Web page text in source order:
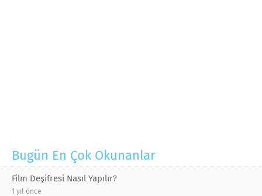
Bugün En Çok Okunanlar
Film Deşifresi Nasıl Yapılır?
1 yıl önce